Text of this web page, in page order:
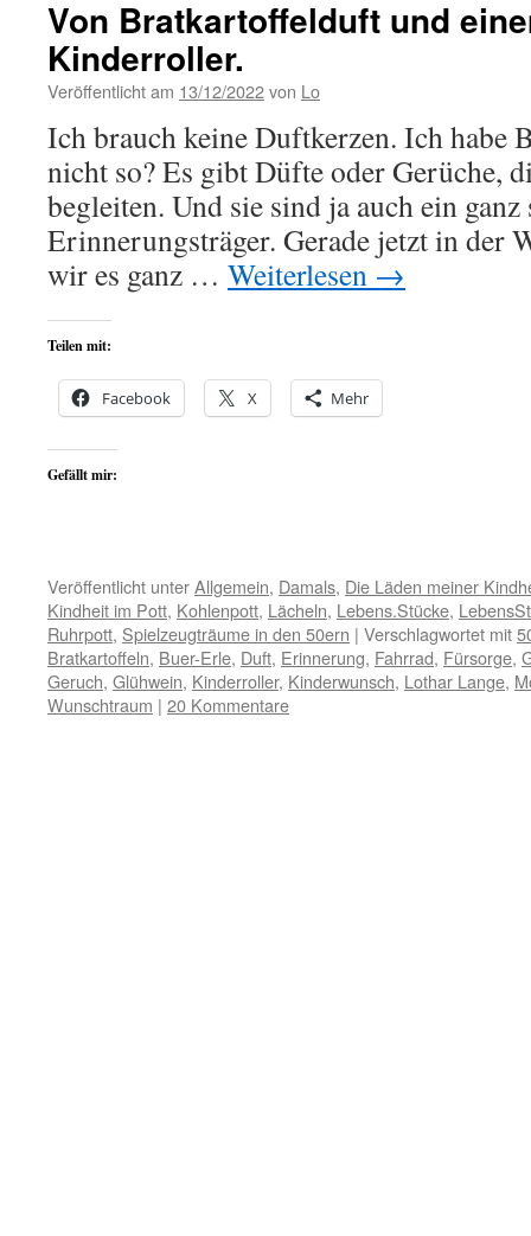
Von Bratkartoffelduft und
Kinderroller.
Veröffentlicht am 13/12/2022von Lo
Ich brauch keine Duftkerzen. Ich habe
nicht so? Es gibt Düfte oder Gerüche,
begleiten. Und sie sind ja auch ein ganz
Erinnerungsträger. Gerade jetzt in der
wir es ganz … Weiterlesen →
Teilen mit:
Facebook X Mehr
Gefällt mir:
Veröffentlicht unterAllgemein, Damals, Die Läden meiner
Kindheit im Pott, Kohlenpott, Lächeln, Lebens.Stücke,
Ruhrpott, Spielzeugträume in den 50ern | Verschlagwortet mit
Bratkartoffeln, Buer-Erle, Duft, Erinnerung, Fahrrad, Fürsorge,
Geruch, Glühwein, Kinderroller, Kinderwunsch, Lothar Lange,
Wunschtraum | 20 Kommentare